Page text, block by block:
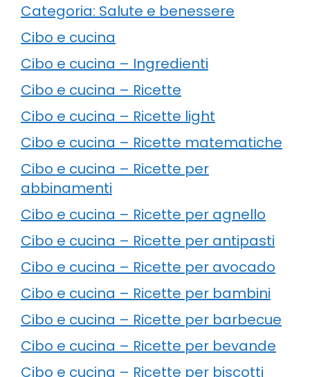
Categoria: Salute e benessere
Cibo e cucina
Cibo e cucina – Ingredienti
Cibo e cucina – Ricette
Cibo e cucina – Ricette light
Cibo e cucina – Ricette matematiche
Cibo e cucina – Ricette per
abbinamenti
Cibo e cucina – Ricette per agnello
Cibo e cucina – Ricette per antipasti
Cibo e cucina – Ricette per avocado
Cibo e cucina – Ricette per bambini
Cibo e cucina – Ricette per barbecue
Cibo e cucina – Ricette per bevande
Cibo e cucina – Ricette per biscotti